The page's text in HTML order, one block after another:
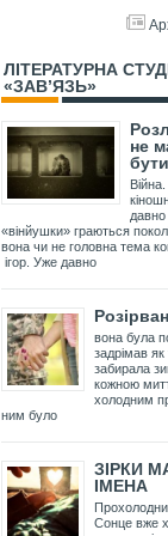
ЛІТЕРАТУРНА
«ЗАВ’ЯЗЬ»
не
давно
«вінйушки» граються
вона чи не головна тема
ігор. Уже давно
вона була
задрімав як
забирала
кожною
холодним
ним було
ЗІРКИ
ІМЕНА
Сонце вже